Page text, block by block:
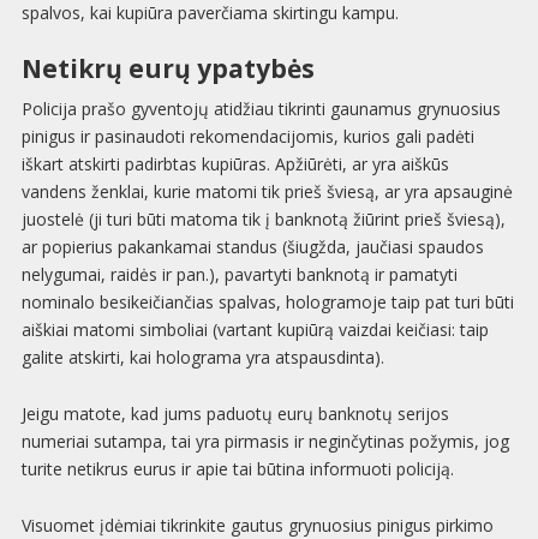
spalvos, kai kupiūra paverčiama skirtingu kampu.
Netikrų eurų ypatybės
Policija prašo gyventojų atidžiau tikrinti gaunamus grynuosius
pinigus ir pasinaudoti rekomendacijomis, kurios gali padėti
iškart atskirti padirbtas kupiūras. Apžiūrėti, ar yra aiškūs
vandens ženklai, kurie matomi tik prieš šviesą, ar yra apsauginė
juostelė (ji turi būti matoma tik į banknotą žiūrint prieš šviesą),
ar popierius pakankamai standus (šiugžda, jaučiasi spaudos
nelygumai, raidės ir pan.), pavartyti banknotą ir pamatyti
nominalo besikeičiančias spalvas, hologramoje taip pat turi būti
aiškiai matomi simboliai (vartant kupiūrą vaizdai keičiasi: taip
galite atskirti, kai holograma yra atspausdinta).
Jeigu matote, kad jums paduotų eurų banknotų serijos
numeriai sutampa, tai yra pirmasis ir neginčytinas požymis, jog
turite netikrus eurus ir apie tai būtina informuoti policiją.
Visuomet įdėmiai tikrinkite gautus grynuosius pinigus pirkimo